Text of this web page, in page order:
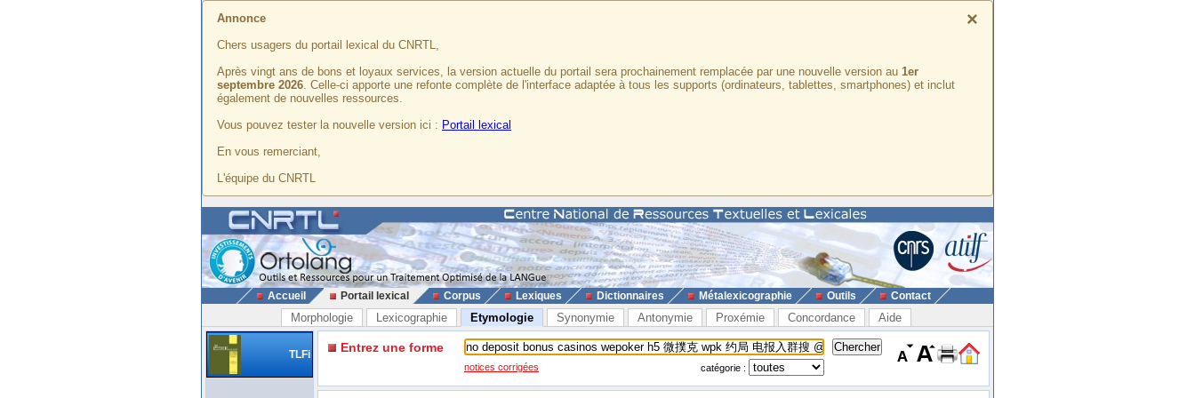
×
Annonce
Chers usagers du portail lexical du CNRTL,
Après vingt ans de bons et loyaux services, la version actuelle du portail sera prochainement remplacée par une nouvelle version au 1er
septembre 2026. Celle-ci apporte une refonte complète de l'interface adaptée à tous les supports (ordinateurs, tablettes, smartphones) et inclut
également de nouvelles ressources.
Vous pouvez tester la nouvelle version ici : Portail lexical
En vous remerciant,
L'équipe du CNRTL
Accueil Portail lexical Corpus Lexiques Dictionnaires Métalexicographie Outils Contact
Morphologie Lexicographie Etymologie Synonymie Antonymie Proxémie Concordance Aide
TLFi Entrez une forme
notices corrigées catégorie :